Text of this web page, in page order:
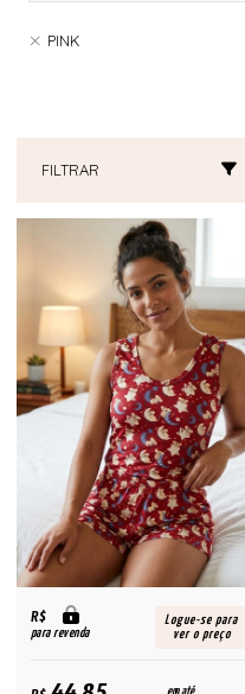
PINK
FILTRAR
R$
para revenda
Logue-se para
ver o preço